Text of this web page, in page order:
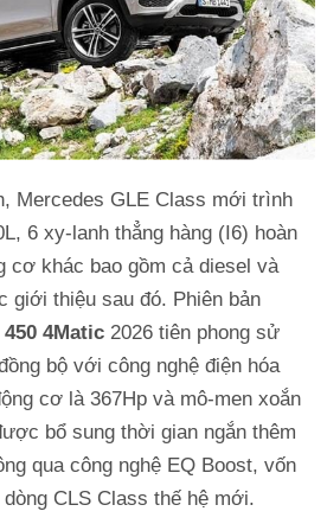
Mercedes GLE Class mới trình
6 xy-lanh thẳng hàng (I6) hoàn
cơ khác bao gồm cả diesel và
giới thiệu sau đó. Phiên bản
4Matic 2026 tiên phong sử
bộ với công nghệ điện hóa
cơ là 367Hp và mô-men xoắn
bổ sung thời gian ngắn thêm
qua công nghệ EQ Boost, vốn
CLS Class thế hệ mới.